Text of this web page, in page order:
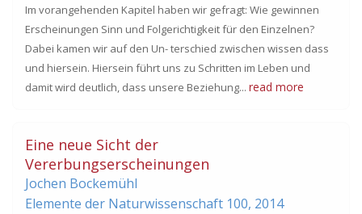
Im vorangehenden Kapitel haben wir gefragt: Wie gewinnen
Erscheinungen Sinn und Folgerichtigkeit für den Einzelnen?
Dabei kamen wir auf den Un- terschied zwischen wissen dass
und hiersein. Hiersein führt uns zu Schritten im Leben und
damit wird deutlich, dass unsere Beziehung... read more
Eine neue Sicht der
Vererbungserscheinungen
Jochen Bockemühl
Elemente der Naturwissenschaft 100, 2014